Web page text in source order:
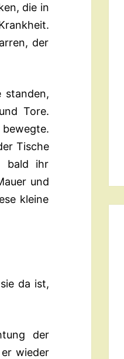
die in
der
standen,
Tore.
Tische
bald ihr
und
kleine
da ist,
der
wieder